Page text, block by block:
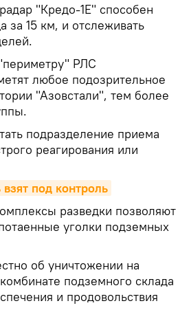
"Кредо-1Е" способен
за 15 км, и отслеживать
РЛС
любое подозрительное
"Азовстали", тем более
подразделение приема
реагирования или
под контроль
разведки позволяют
уголки подземных
об уничтожении на
подземного склада
и продовольствия